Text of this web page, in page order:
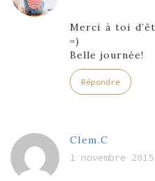
Merci à toi
=)
Belle journée!
Répondre
Clem.C
1 novembre